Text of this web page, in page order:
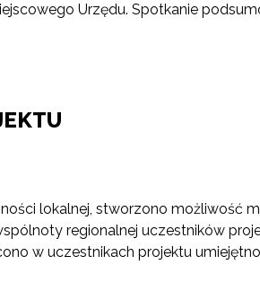
Urzędu. Spotkanie
lokalnej, stworzono możliwość
regionalnej uczestników
w uczestnikach projektu